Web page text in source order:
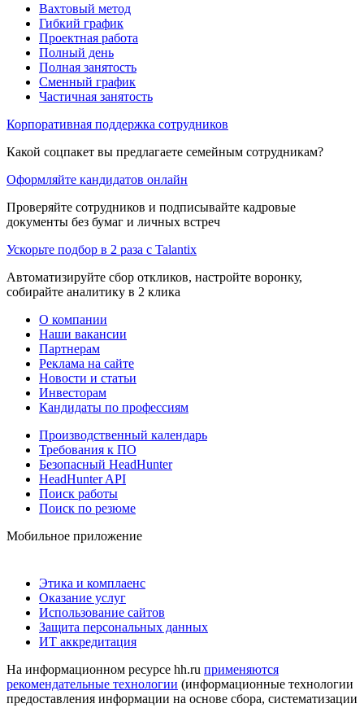
Вахтовый метод
Гибкий график
Проектная работа
Полный день
Полная занятость
Сменный график
Частичная занятость
Корпоративная поддержка сотрудников
Какой соцпакет вы предлагаете семейным сотрудникам?
Оформляйте кандидатов онлайн
Проверяйте сотрудников и подписывайте кадровые
документы без бумаг и личных встреч
Ускорьте подбор в 2 раза с Talantix
Автоматизируйте сбор откликов, настройте воронку,
собирайте аналитику в 2 клика
О компании
Наши вакансии
Партнерам
Реклама на сайте
Новости и статьи
Инвесторам
Кандидаты по профессиям
Производственный календарь
Требования к ПО
Безопасный HeadHunter
HeadHunter API
Поиск работы
Поиск по резюме
Мобильное приложение
Этика и комплаенс
Оказание услуг
Использование сайтов
Защита персональных данных
ИТ аккредитация
На информационном ресурсе hh.ru применяются
рекомендательные технологии (информационные технологии
предоставления информации на основе сбора, систематизации